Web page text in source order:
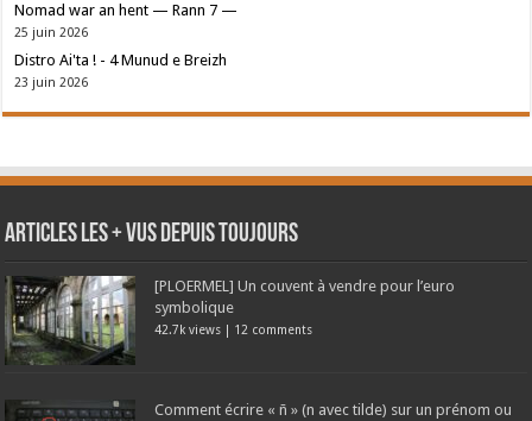
Nomad war an hent — Rann 7 —
25 juin 2026
Distro Ai'ta ! - 4 Munud e Breizh
23 juin 2026
Articles les + vus depuis toujours
[PLOERMEL] Un couvent à vendre pour l’euro
symbolique
42.7k views | 12 comments
Comment écrire « ñ » (n avec tilde) sur un prénom ou